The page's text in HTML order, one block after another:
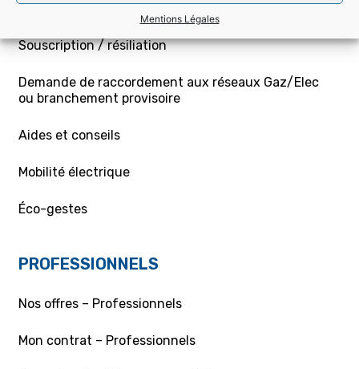
Mentions Légales
Mon contrat – Particuliers
Souscription / résiliation
Demande de raccordement aux réseaux Gaz/Elec
ou branchement provisoire
Aides et conseils
Mobilité électrique
Éco-gestes
PROFESSIONNELS
Nos offres – Professionnels
Mon contrat – Professionnels